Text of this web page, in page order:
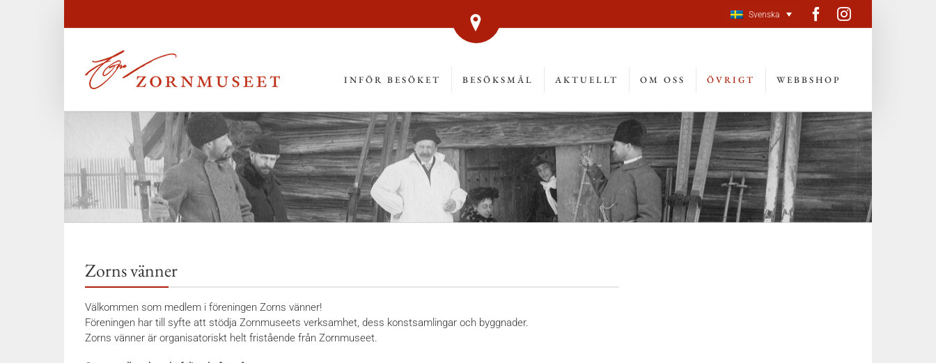
Svenska FacebookInstagram
INFÖR BESÖKET BESÖKSMÅL AKTUELLT OM OSS ÖVRIGT WEBBSHOP
Zorns vänner
Välkommen som medlem i föreningen Zorns vänner!
Föreningen har till syfte att stödja Zornmuseets verksamhet, dess konstsamlingar och byggnader.
Zorns vänner är organisatoriskt helt fristående från Zornmuseet.